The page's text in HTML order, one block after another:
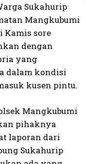
Sukahurip
Mangkubumi
Kamis sore
dengan
yang
dalam kondisi
kusen pintu.
Mangkubumi
pihaknya
laporan dari
Sukahurip